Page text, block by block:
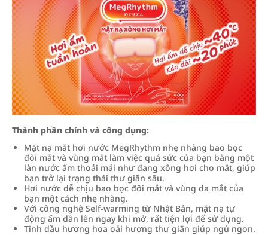
Thành phần chính và công dụng:
Mặt nạ mắt hơi nước MegRhythm nhẹ nhàng bao bọc
đôi mắt và vùng mắt làm việc quá sức của bạn bằng một
làn nước ấm thoải mái như đang xông hơi cho mắt, giúp
bạn trở lại trạng thái thư giãn sâu.
Hơi nước dễ chịu bao bọc đôi mắt và vùng da mắt của
bạn một cách nhẹ nhàng.
Với công nghệ Self-warming từ Nhật Bản, mặt nạ tự
động ấm dần lên ngay khi mở, rất tiện lợi để sử dụng.
Tinh dầu hương hoa oải hương thư giãn giúp ngủ ngon.